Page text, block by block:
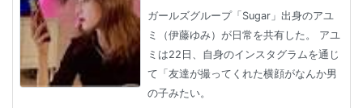
ガールズグループ「Sugar」出身のアユ
ミ（伊藤ゆみ）が日常を共有した。 アユ
ミは22日、自身のインスタグラムを通じ
て「友達が撮ってくれた横顔がなんか男
の子みたい。